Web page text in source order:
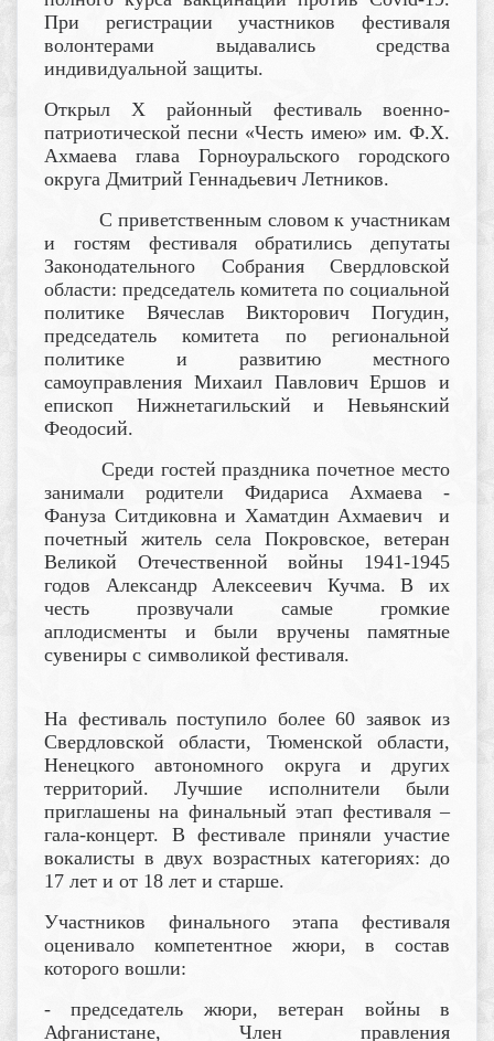
При регистрации участников фестиваля
волонтерами выдавались средства
индивидуальной защиты.
Открыл X районный фестиваль военно-
патриотической песни «Честь имею» им. Ф.Х.
Ахмаева глава Горноуральского городского
округа Дмитрий Геннадьевич Летников.
С приветственным словом к участникам
и гостям фестиваля обратились депутаты
Законодательного Собрания Свердловской
области: председатель комитета по социальной
политике Вячеслав Викторович Погудин,
председатель комитета по региональной
политике и развитию местного
самоуправления Михаил Павлович Ершов и
епископ Нижнетагильский и Невьянский
Феодосий.
Среди гостей праздника почетное место
занимали родители Фидариса Ахмаева -
Фануза Ситдиковна и Хаматдин Ахмаевич и
почетный житель села Покровское, ветеран
Великой Отечественной войны 1941-1945
годов Александр Алексеевич Кучма. В их
честь прозвучали самые громкие
аплодисменты и были вручены памятные
сувениры с символикой фестиваля.
На фестиваль поступило более 60 заявок из
Свердловской области, Тюменской области,
Ненецкого автономного округа и других
территорий. Лучшие исполнители были
приглашены на финальный этап фестиваля –
гала-концерт. В фестивале приняли участие
вокалисты в двух возрастных категориях: до
17 лет и от 18 лет и старше.
Участников финального этапа фестиваля
оценивало компетентное жюри, в состав
которого вошли:
- председатель жюри, ветеран войны в
Афганистане, Член правления